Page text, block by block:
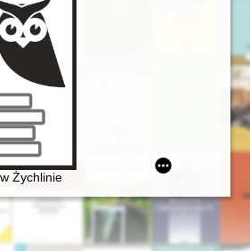
miłośników jego muzyki]
Żychlinie